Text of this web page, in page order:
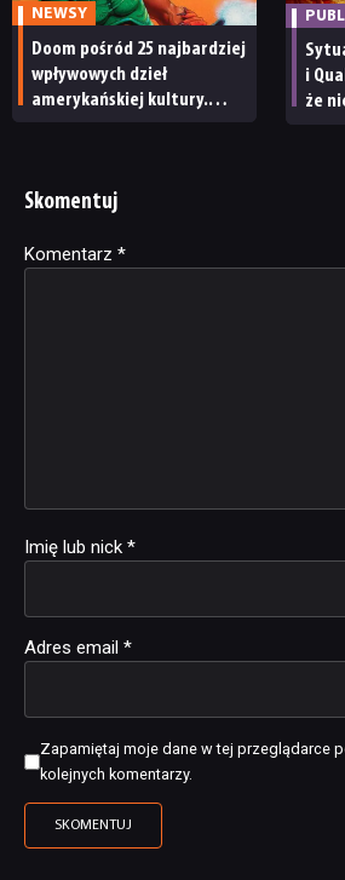
NEWSY
Doom pośród 25 najbardziej
wpływowych dzieł
amerykańskiej kultury.
i
że
Skomentuj
Komentarz *
Imię lub nick *
Adres email *
Zapamiętaj moje dane w tej przeglądarce
kolejnych komentarzy.
Alternative: